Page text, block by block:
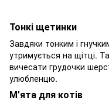
Тонкі щетинки
Завдяки тонким і
утримується на щітці.
вичесати грудочки
улюбленцю.
М'ята для котів